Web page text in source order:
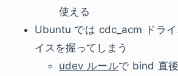
使える
Ubuntu では cdc_acm ドラ
イスを握ってしまう
udev ルールで bind 直